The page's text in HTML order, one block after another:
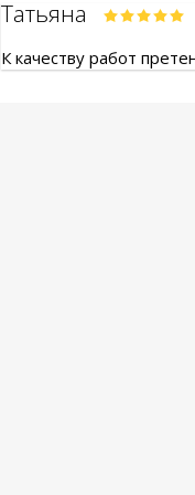
Татьяна
К качеству работ